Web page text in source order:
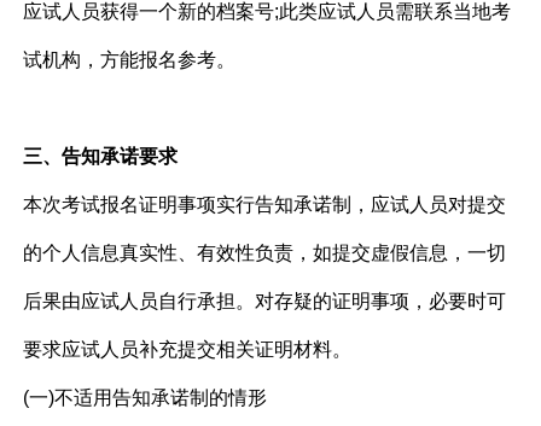
应试人员获得一个新的档案号;此类应试人员需联系当地考
试机构，方能报名参考。
三、告知承诺要求
本次考试报名证明事项实行告知承诺制，应试人员对提交
的个人信息真实性、有效性负责，如提交虚假信息，一切
后果由应试人员自行承担。对存疑的证明事项，必要时可
要求应试人员补充提交相关证明材料。
(一)不适用告知承诺制的情形